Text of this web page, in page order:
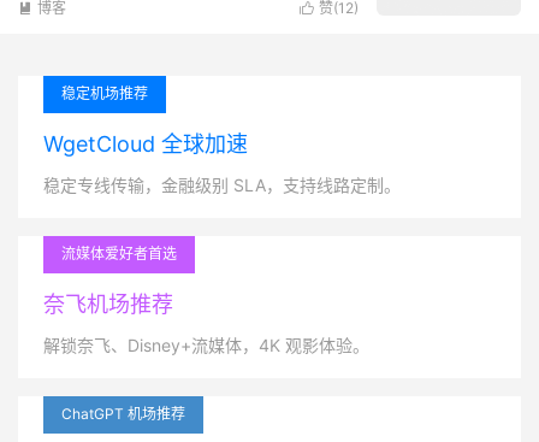
 赞(12)
 博客
稳定机场推荐
WgetCloud 全球加速
稳定专线传输，金融级别 SLA，支持线路定制。
流媒体爱好者首选
奈飞机场推荐
解锁奈飞、Disney+流媒体，4K 观影体验。
ChatGPT 机场推荐